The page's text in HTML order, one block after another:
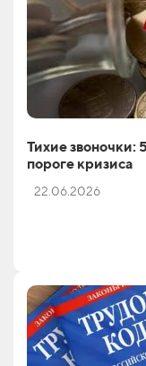
Тихие звоночки:
пороге кризиса
22.06.2026